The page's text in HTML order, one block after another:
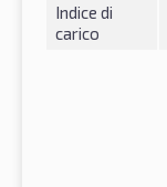
Indice di
carico